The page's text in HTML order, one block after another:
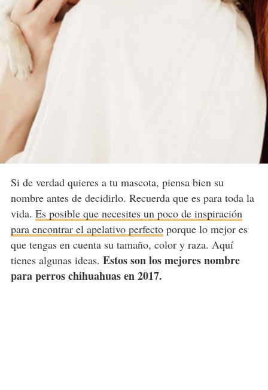
Si de verdad quieres a tu mascota, piensa bien su
nombre antes de decidirlo. Recuerda que es para toda la
vida. Es posible que necesites un poco de inspiración
para encontrar el apelativo perfectoporque lo mejor es
que tengas en cuenta su tamaño, color y raza. Aquí
tienes algunas ideas. Estos son los mejores nombre
para perros chihuahuas en 2017.